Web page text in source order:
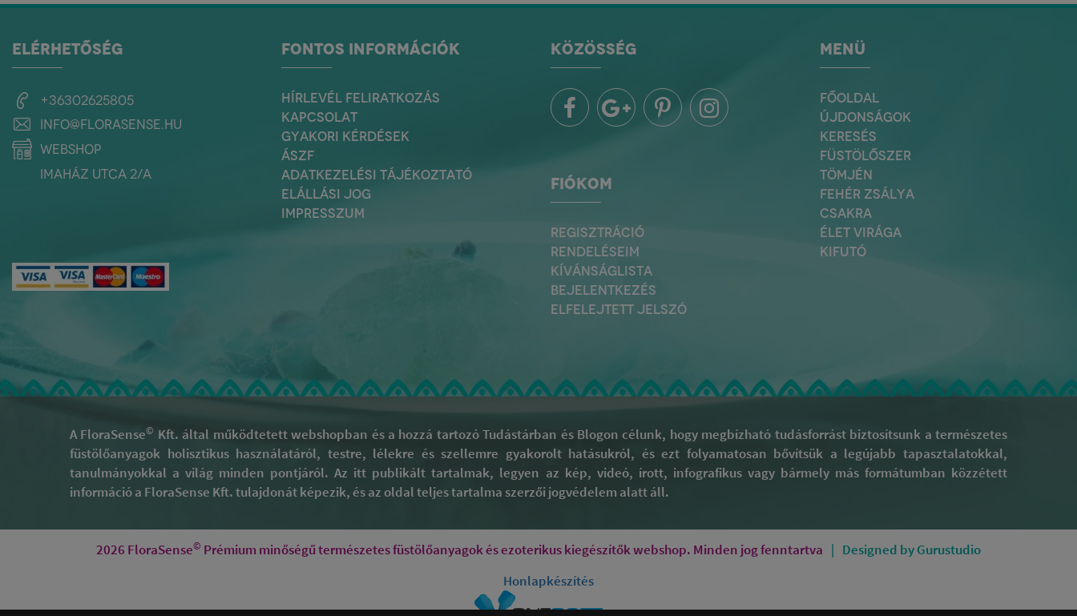
MENÜ
FŐOLDAL
ÚJDONSÁGOK
KERESÉS
FÜSTÖLŐSZER
TÖMJÉN
FEHÉR ZSÁLYA
CSAKRA
ÉLET VIRÁGA
KIFUTÓ
ELÉRHETŐSÉG
+36302625805
info@florasense.hu
webshop
Imaház utca 2/a
FONTOS INFORMÁCIÓK
HÍRLEVÉL FELIRATKOZÁS
KAPCSOLAT
GYAKORI KÉRDÉSEK
ÁSZF
ADATKEZELÉSI TÁJÉKOZTATÓ
ELÁLLÁSI JOG
IMPRESSZUM
KÖZÖSSÉG
FIÓKOM
REGISZTRÁCIÓ
RENDELÉSEIM
KÍVÁNSÁGLISTA
BEJELENTKEZÉS
ELFELEJTETT JELSZÓ
A FloraSense© Kft. által működtetett webshopban és a hozzá tartozó Tudástárban és Blogon célunk, hogy megbízható tudásforrást biztosítsunk a természetes
füstölőanyagok holisztikus használatáról, testre, lélekre és szellemre gyakorolt hatásukról, és ezt folyamatosan bővítsük a legújabb tapasztalatokkal,
tanulmányokkal a világ minden pontjáról. Az itt publikált tartalmak, legyen az kép, videó, írott, infografikus vagy bármely más formátumban közzétett
információ a FloraSense Kft. tulajdonát képezik, és az oldal teljes tartalma szerzői jogvédelem alatt áll.
2026 FloraSense© Prémium minőségű természetes füstölőanyagok és ezoterikus kiegészítők webshop. Minden jog fenntartva
Designed by Gurustudio
Honlapkészítés